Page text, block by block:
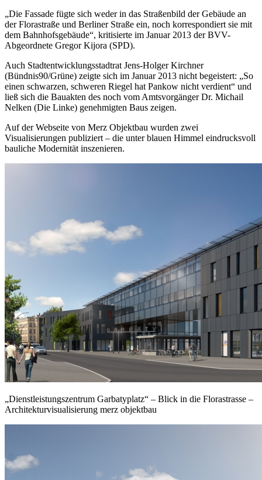
„Die Fassade fügte sich weder in das Straßenbild der Gebäude an
der Florastraße und Berliner Straße ein, noch korrespondiert sie mit
dem Bahnhofsgebäude“, kritisierte im Januar 2013 der BVV-
Abgeordnete Gregor Kijora (SPD).
Auch Stadtentwicklungsstadtrat Jens-Holger Kirchner
(Bündnis90/Grüne) zeigte sich im Januar 2013 nicht begeistert: „So
einen schwarzen, schweren Riegel hat Pankow nicht verdient“ und
ließ sich die Bauakten des noch vom Amtsvorgänger Dr. Michail
Nelken (Die Linke) genehmigten Baus zeigen.
Auf der Webseite von Merz Objektbau wurden zwei
Visualisierungen publiziert – die unter blauen Himmel eindrucksvoll
bauliche Modernität inszenieren.
„Dienstleistungszentrum Garbatyplatz“ – Blick in die Florastrasse –
Architekturvisualisierung merz objektbau